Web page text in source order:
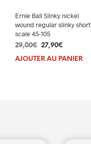
Ernie Ball Slinky nickel
wound regular slinky short
scale 45-105
29,00€ Le
prix
27,90€
prix
AJOUTER AU PANIER